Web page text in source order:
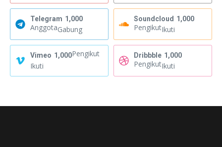
Telegram 1,000
AnggotaGabung
Soundcloud 1,000
PengikutIkuti
Vimeo 1,000Pengikut
Ikuti
Dribbble 1,000
PengikutIkuti